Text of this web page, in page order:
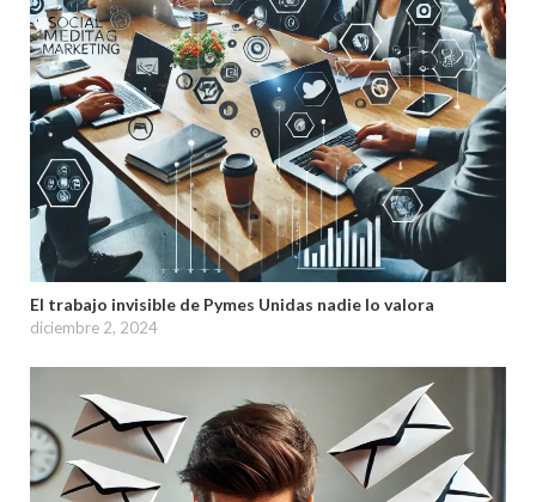
El trabajo invisible de Pymes Unidas nadie lo valora
diciembre 2, 2024